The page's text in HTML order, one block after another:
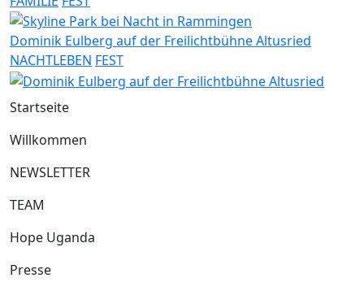
Dominik Eulberg auf der Freilichtbühne Altusried
NACHTLEBEN FEST
Startseite
Willkommen
NEWSLETTER
TEAM
Hope Uganda
Presse